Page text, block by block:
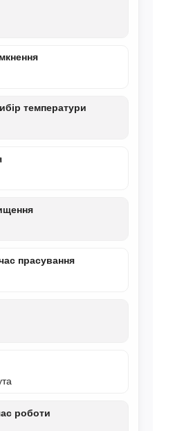
температури
прасування
роботи